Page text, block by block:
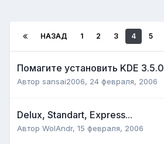
НАЗАД 1 2 3 4 5
Помагите установить KDE 3.5.0
Автор sansai2006, 24 февраля, 2006
Delux, Standart, Express...
Автор WolAndr, 15 февраля, 2006